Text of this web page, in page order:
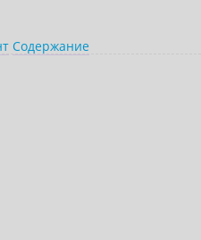
Содержание